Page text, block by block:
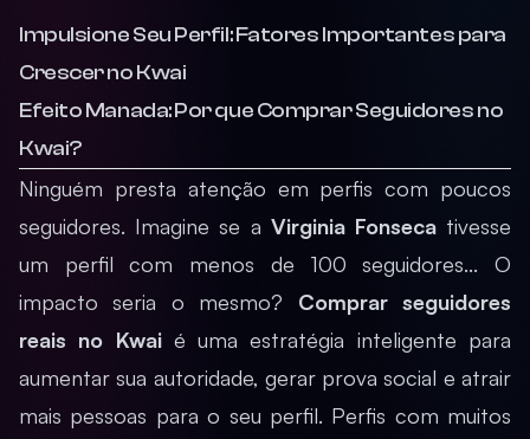
Impulsione Seu Perfil: Fatores Importantes para
Crescer no Kwai
Efeito Manada: Por que Comprar Seguidores no
Kwai?
Ninguém presta atenção em perfis com poucos
seguidores. Imagine se a Virginia Fonsecativesse
um perfil com menos de 100 seguidores... O
impacto seria o mesmo? Comprar seguidores
reais no Kwaié uma estratégia inteligente para
aumentar sua autoridade, gerar prova social e atrair
mais pessoas para o seu perfil. Perfis com muitos